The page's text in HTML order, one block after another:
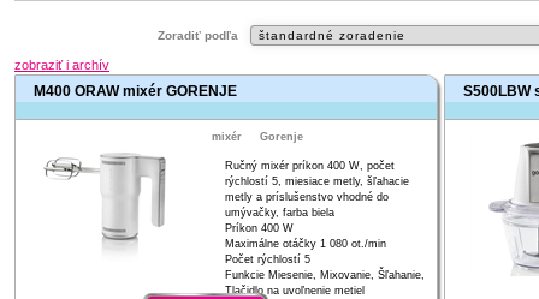
Electrolux
Gorenje
Mora
Zoradiť podľa
zobraziť i archív
M400 ORAW mixér GORENJE
mixér Gorenje
Ručný mixér príkon 400 W, počet
rýchlostí 5, miesiace metly, šľahacie
metly a príslušenstvo vhodné do
umývačky, farba biela
Príkon 400 W
Maximálne otáčky 1 080 ot./min
Počet rýchlostí 5
Funkcie Miesenie, Mixovanie, Šľahanie,
Tlačidlo na uvoľnenie metiel
S500LBW